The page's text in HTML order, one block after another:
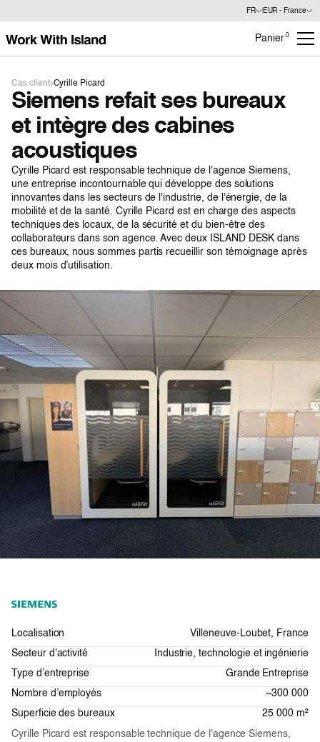
FR EUR - France
Panier 0
Cas client Cyrille Picard
Siemens refait ses bureaux
et intègre des cabines
acoustiques
Cyrille Picard est responsable technique de l'agence Siemens,
une entreprise incontournable qui développe des solutions
innovantes dans les secteurs de l'industrie, de l'énergie, de la
mobilité et de la santé. Cyrille Picard est en charge des aspects
techniques des locaux, de la sécurité et du bien-être des
collaborateurs dans son agence. Avec deux ISLAND DESK dans
ces bureaux, nous sommes partis recueillir son témoignage après
deux mois d’utilisation.
Localisation
Villeneuve-Loubet, France
Secteur d'activité
Industrie, technologie et ingénierie
Type d’entreprise
Grande Entreprise
Nombre d’employés
~300 000
Superficie des bureaux
25 000 m²
Cyrille Picard est responsable technique de l'agence Siemens,